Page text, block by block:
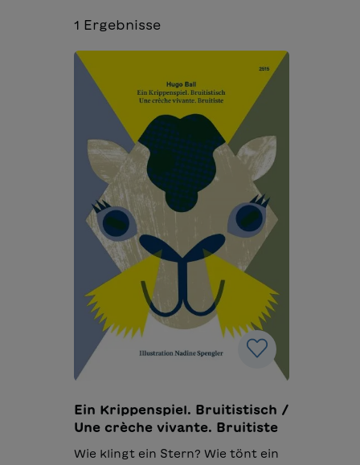
1 Ergebnisse
Ein Krippenspiel. Bruitistisch /
Une crèche vivante. Bruitiste
Wie klingt ein Stern? Wie tönt ein